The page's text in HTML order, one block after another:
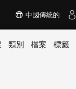
中國傳統的
類別 檔案 標籤